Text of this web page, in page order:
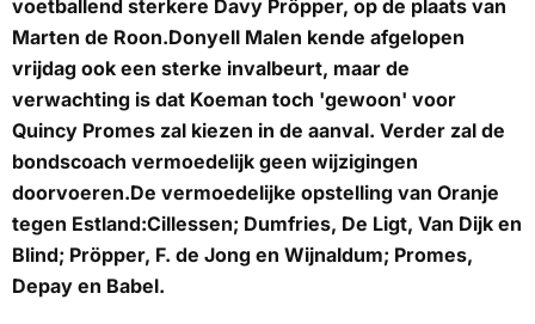
voetballend sterkere Davy Pröpper, op de plaats van
Marten de Roon.Donyell Malen kende afgelopen
vrijdag ook een sterke invalbeurt, maar de
verwachting is dat Koeman toch 'gewoon' voor
Quincy Promes zal kiezen in de aanval. Verder zal de
bondscoach vermoedelijk geen wijzigingen
doorvoeren.De vermoedelijke opstelling van Oranje
tegen Estland:Cillessen; Dumfries, De Ligt, Van Dijk en
Blind; Pröpper, F. de Jong en Wijnaldum; Promes,
Depay en Babel.